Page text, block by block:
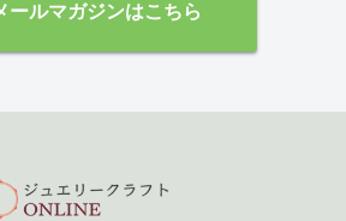
ールマガジンはこちら